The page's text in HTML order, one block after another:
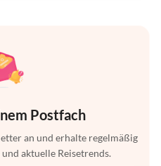
Postfach
an und erhalte regelmäßig
aktuelle Reisetrends.